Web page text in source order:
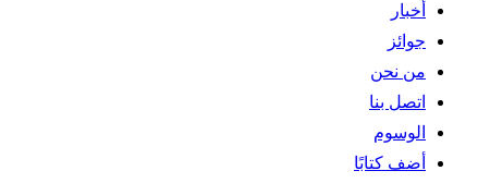
أخبار
جوائز
من نحن
اتصل بنا
الوسوم
أضف كتابًا